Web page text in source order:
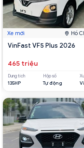
Xe mới Hồ
VinFast VF5 Plus 2026
465 triệu
Dung tích
135HP
Hộp số
Tự động